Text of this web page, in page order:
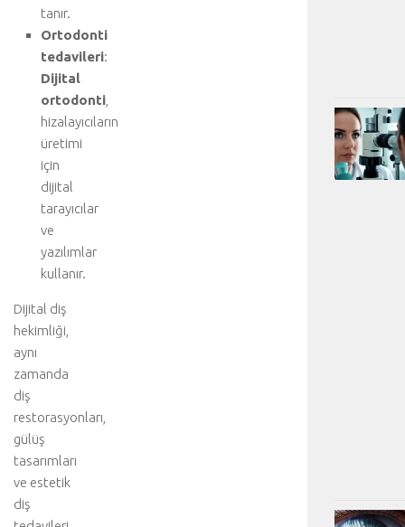
tanır.
Ortodonti
tedavileri:
Dijital
ortodonti
hizalayıcıların
üretimi
için
dijital
tarayıcılar
ve
yazılımlar
kullanır.
Dijital diş
hekimliği,
aynı
zamanda
diş
restorasyonları,
gülüş
tasarımları
ve estetik
diş